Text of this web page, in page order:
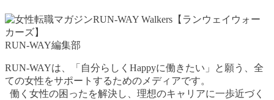
RUN-WAY編集部
RUN-WAYは、「自分らしくHappyに働きたい」と願う、全
ての女性をサポートするためのメディアです。
働く女性の困ったを解決し、理想のキャリアに一歩近づく